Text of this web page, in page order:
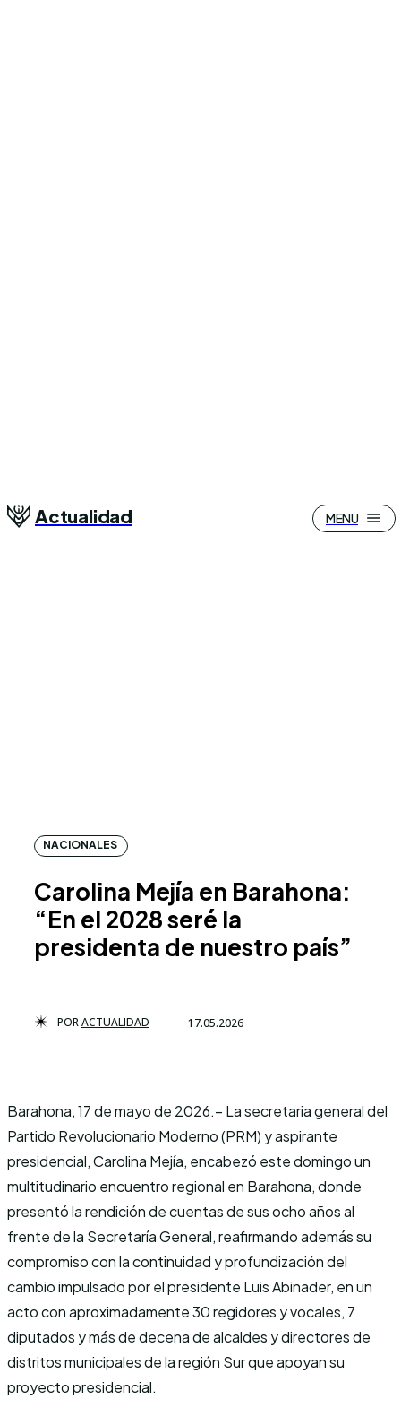
Actualidad MENU
NACIONALES
Carolina Mejía en Barahona:
“En el 2028 seré la
presidenta de nuestro país”
PORACTUALIDAD 17.05.2026
Barahona, 17 de mayo de 2026.– La secretaria general del
Partido Revolucionario Moderno (PRM) y aspirante
presidencial, Carolina Mejía, encabezó este domingo un
multitudinario encuentro regional en Barahona, donde
presentó la rendición de cuentas de sus ocho años al
frente de la Secretaría General, reafirmando además su
compromiso con la continuidad y profundización del
cambio impulsado por el presidente Luis Abinader, en un
acto con aproximadamente 30 regidores y vocales, 7
diputados y más de decena de alcaldes y directores de
distritos municipales de la región Sur que apoyan su
proyecto presidencial.